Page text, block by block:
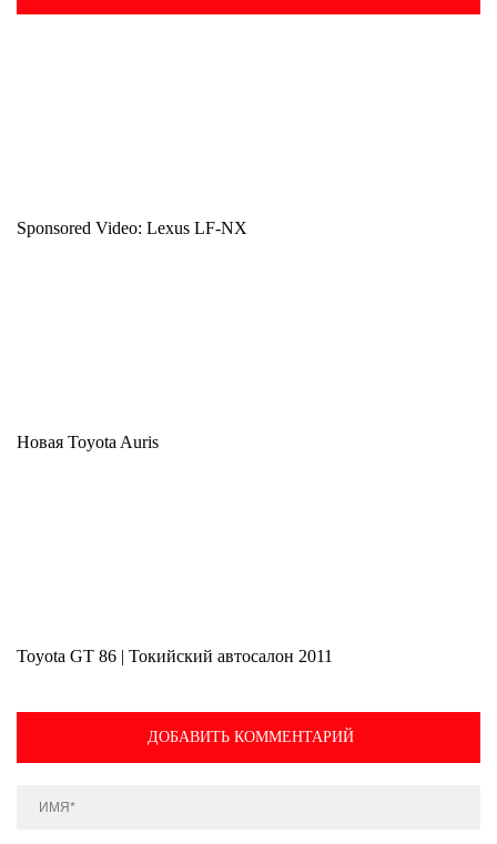
Sponsored Video: Lexus LF-NX
Новая Toyota Auris
Toyota GT 86 | Токийский автосалон 2011
ДОБАВИТЬ КОММЕНТАРИЙ